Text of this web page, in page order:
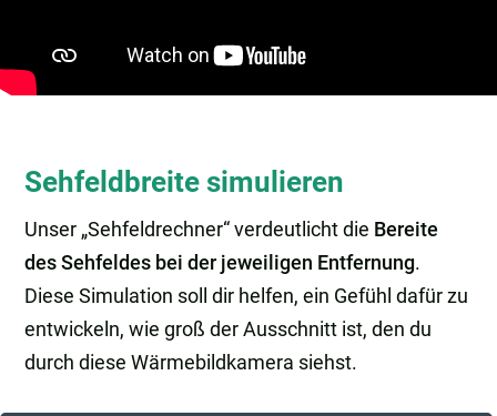
Sehfeldbreite simulieren
Unser „Sehfeldrechner“ verdeutlicht die Bereite
des Sehfeldes bei der jeweiligen Entfernung.
Diese Simulation soll dir helfen, ein Gefühl dafür zu
entwickeln, wie groß der Ausschnitt ist, den du
durch diese Wärmebildkamera siehst.